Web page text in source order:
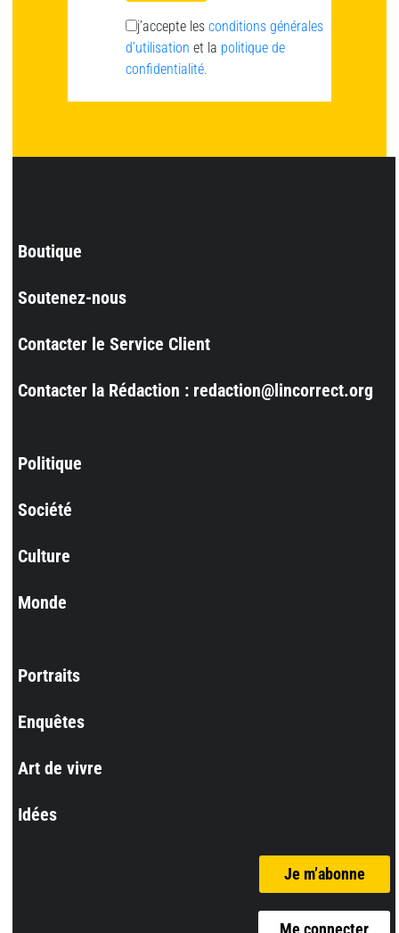
j’accepte les conditions générales
d’utilisation et la politique de
confidentialité.
Boutique
Soutenez-nous
Contacter le Service Client
Contacter la Rédaction : redaction@lincorrect.org
Politique
Société
Culture
Monde
Portraits
Enquêtes
Art de vivre
Idées
Je m’abonne
Me connecter